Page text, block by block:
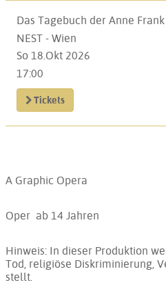
Das Tagebuch der Anne Frank
NEST - Wien
So 18.Okt 2026
17:00
Tickets
A Graphic Opera
Oper ab 14 Jahren
Hin­weis: In die­ser Pro­duk­ti­on
Tod, re­li­gi­ö­se Dis­kri­mi­nie­rung,
stellt.